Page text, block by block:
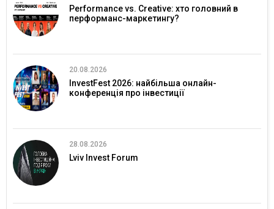
Performance vs. Creative: хто головний в
перформанс-маркетингу?
20.08.2026
InvestFest 2026: найбільша онлайн-
конференція про інвестиції
28.08.2026
Lviv Invest Forum